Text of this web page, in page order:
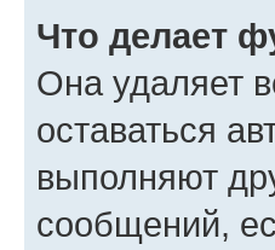
Что делает
Она удаляет
оставаться
выполняют
сообщений,